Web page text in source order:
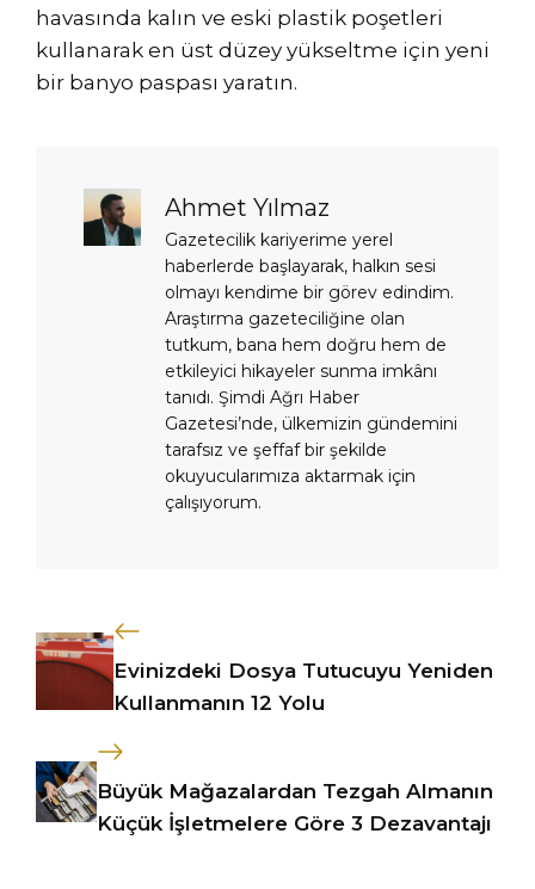
havasında kalın ve eski plastik poşetleri
kullanarak en üst düzey yükseltme için yeni
bir banyo paspası yaratın.
Ahmet Yılmaz
Gazetecilik kariyerime yerel
haberlerde başlayarak, halkın sesi
olmayı kendime bir görev edindim.
Araştırma gazeteciliğine olan
tutkum, bana hem doğru hem de
etkileyici hikayeler sunma imkânı
tanıdı. Şimdi Ağrı Haber
Gazetesi’nde, ülkemizin gündemini
tarafsız ve şeffaf bir şekilde
okuyucularımıza aktarmak için
çalışıyorum.
Evinizdeki Dosya Tutucuyu Yeniden
Kullanmanın 12 Yolu
Büyük Mağazalardan Tezgah Almanın
Küçük İşletmelere Göre 3 Dezavantajı